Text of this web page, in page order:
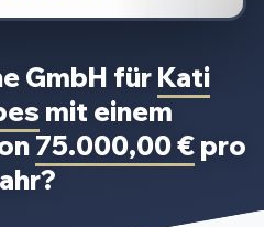
GmbH für Kati
mit einem
75.000,00 € pro